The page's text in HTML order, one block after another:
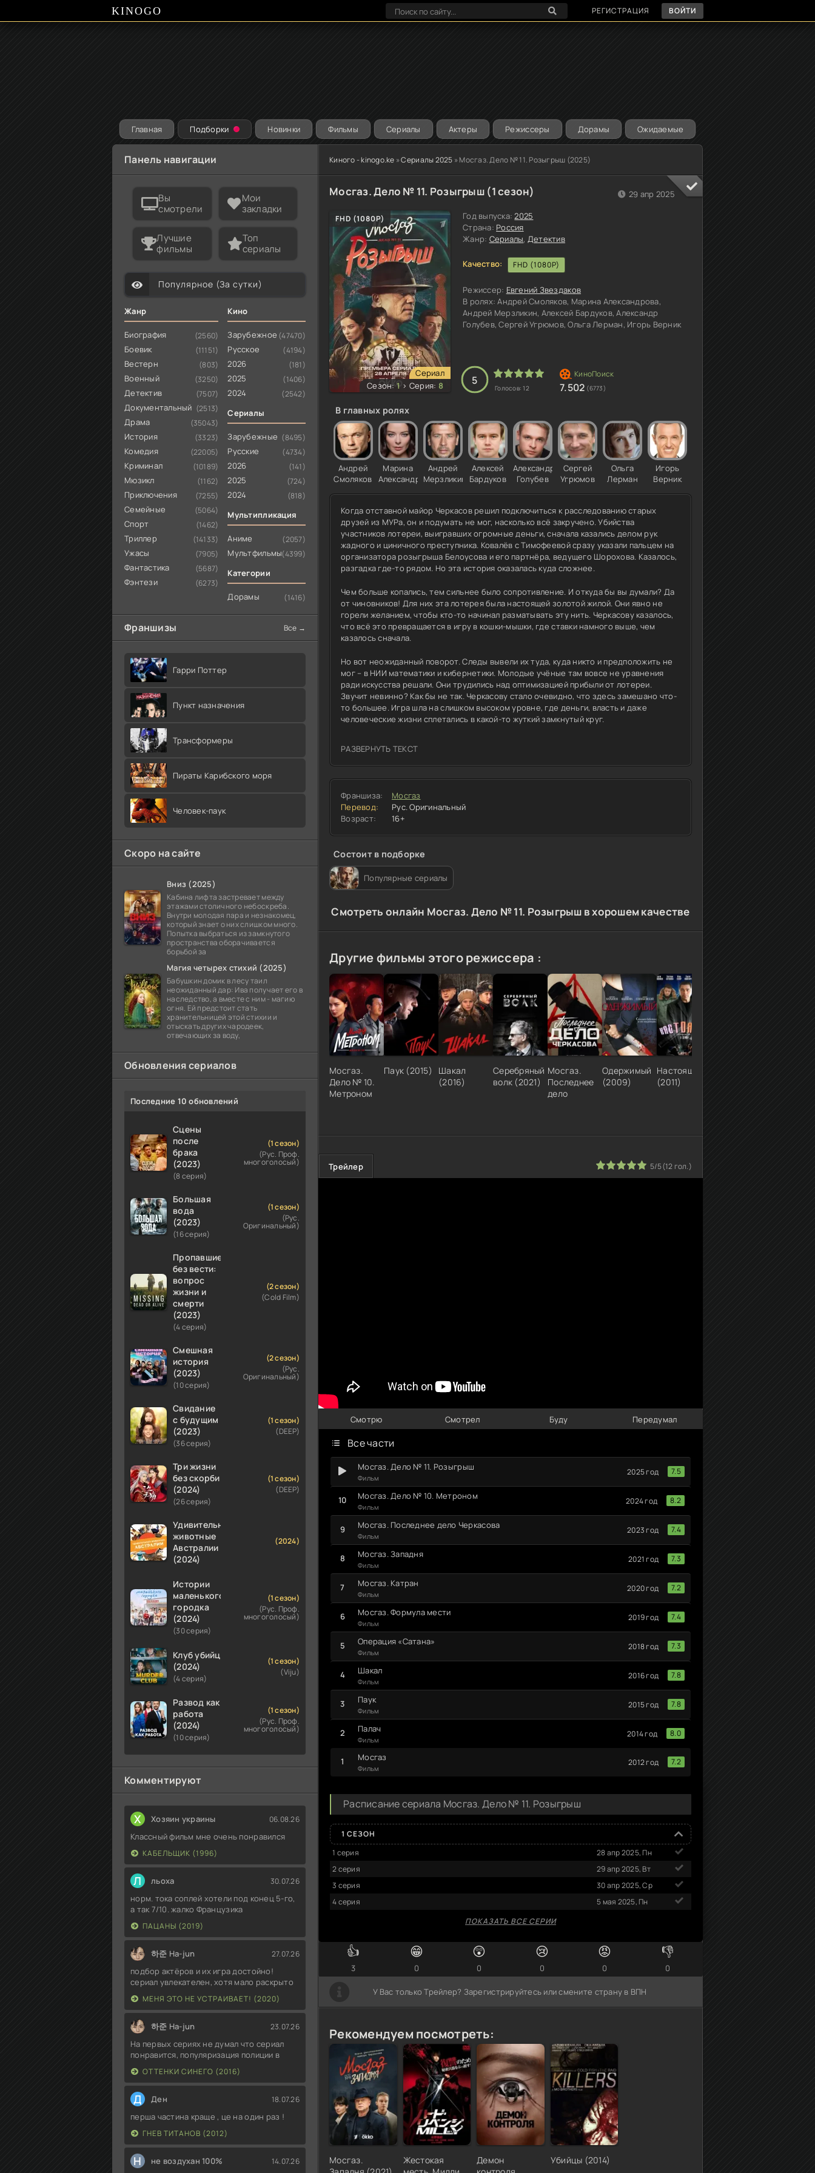
KINOGO РЕГИСТРАЦИЯ ВОЙТИ
Главная Подборки Новинки Фильмы Сериалы Актеры Режиссеры Дорамы Ожидаемые
Киного - kinogo.ke »Сериалы 2025 » Мосгаз. Дело № 11. Розыгрыш (2025)
Мосгаз. Дело № 11. Розыгрыш (1 сезон)
FHD (1080P)
Сериал
Сезон: 1 > Серия: 8
Год выпуска: 2025
Страна: Россия
Жанр: Сериалы, Детектив
Качество: FHD (1080P)
Режиссер: Евгений Звездаков
В ролях: Андрей Смоляков, Марина Александрова,
Андрей Мерзликин, Алексей Бардуков, Александр
Голубев, Сергей Угрюмов, Ольга Лерман, Игорь Верник
5
Голосов:12
100 1 2 4
5
7.502 (6773)
29 апр 2025
В главных ролях
Андрей
Смоляков
Марина
Александрова
Андрей
Мерзликин
Алексей
Бардуков
Александр
Голубев
Сергей
Угрюмов
Ольга
Лерман
Игорь
Верник
Когда отставной майор Черкасов решил подключиться к расследованию старых
друзей из МУРа, он и подумать не мог, насколько всё закручено. Убийства
участников лотереи, выигравших огромные деньги, сначала казались делом рук
жадного и циничного преступника. Ковалёв с Тимофеевой сразу указали пальцем на
организатора розыгрыша Белоусова и его партнёра, ведущего Шорохова. Казалось,
разгадка где-то рядом. Но эта история оказалась куда сложнее.
Чем больше копались, тем сильнее было сопротивление. И откуда бы вы думали? Да
от чиновников! Для них эта лотерея была настоящей золотой жилой. Они явно не
горели желанием, чтобы кто-то начинал разматывать эту нить. Черкасову казалось,
что всё это превращается в игру в кошки-мышки, где ставки намного выше, чем
казалось сначала.
Но вот неожиданный поворот. Следы вывели их туда, куда никто и предположить не
мог – в НИИ математики и кибернетики. Молодые учёные там вовсе не уравнения
ради искусства решали. Они трудились над оптимизацией прибыли от лотереи.
Звучит невинно? Как бы не так. Черкасову стало очевидно, что здесь замешано что-
то большее. Игра шла на слишком высоком уровне, где деньги, власть и даже
человеческие жизни сплетались в какой-то жуткий замкнутый круг.
РАЗВЕРНУТЬ ТЕКСТ
Франшиза:
Мосгаз
Перевод:
Рус. Оригинальный
Возраст:
16+
Состоит в подборке
Популярные сериалы
Cмотреть онлайн Мосгаз. Дело № 11. Розыгрыш в хорошем качестве
Другие фильмы этого режиссера :
Мосгаз.
Дело № 10.
Метроном
Паук (2015)
Шакал
(2016)
Серебряный
волк (2021)
Мосгаз.
Последнее
дело
Одержимый
(2009)
Настоящие
(2011)
Трейлер 5/5(12 гол.)
Смотрю Смотрел Буду Передумал
Все части
Мосгаз
Фильм
2012 год 7.2
Палач
Фильм
2014 год 8.0
Паук
Фильм
2015 год 7.8
Шакал
Фильм
2016 год 7.8
Операция «Сатана»
Фильм
2018 год 7.3
Мосгаз. Формула мести
Фильм
2019 год 7.4
Мосгаз. Катран
Фильм
2020 год 7.2
Мосгаз. Западня
Фильм
2021 год 7.3
Мосгаз. Последнее дело Черкасова
Фильм
2023 год 7.4
Мосгаз. Дело № 10. Метроном
Фильм
2024 год 8.2
Мосгаз. Дело № 11. Розыгрыш
Фильм
2025 год 7.5
Расписание сериала Мосгаз. Дело № 11. Розыгрыш
1 СЕЗОН
1 серия
28 апр 2025, Пн
2 серия
29 апр 2025, Вт
3 серия
30 апр 2025, Ср
4 серия
5 мая 2025, Пн
ПОКАЗАТЬ ВСЕ СЕРИИ
👍
3
😁
0
😲
0
😢
0
😡
0
👎
0
У Вас только Трейлер? Зарегистрируйтесь или смените страну в ВПН
Рекомендуем посмотреть:
Мосгаз.
Жестокая
Демон
Убийцы (2014)
Панель навигации
Вы
смотрели
Мои
закладки
Лучшие
фильмы
Топ
сериалы
Популярное (За сутки)
Жанр
Биография (2560)
Боевик (11151)
Вестерн (803)
Военный (3250)
Детектив (7507)
Документальный (2513)
Драма (35043)
История (3323)
Комедия (22005)
Криминал (10189)
Мюзикл (1162)
Приключения (7255)
Семейные (5064)
Спорт (1462)
Триллер (14133)
Ужасы (7905)
Фантастика (5687)
Фэнтези (6273)
Кино
Зарубежное (47470)
Русское (4194)
2026 (181)
2025 (1406)
2024 (2542)
Сериалы
Зарубежные (8495)
Русские (4734)
2026 (141)
2025 (724)
2024 (818)
Мультипликация
Аниме (2057)
Мультфильмы(4399)
Категории
Дорамы (1416)
Франшизы Все →
Гарри Поттер
Пункт назначения
Трансформеры
Пираты Карибского моря
Человек-паук
Скоро на сайте
Вниз (2025)
Кабина лифта застревает между
этажами столичного небоскреба.
Внутри молодая пара и незнакомец,
который знает о них слишком много.
Попытка выбраться из замкнутого
пространства оборачивается
борьбой за
Магия четырех стихий (2025)
Бабушкин домик в лесу таил
неожиданный дар: Ива получает его в
наследство, а вместе с ним - магию
огня. Ей предстоит стать
хранительницей этой стихии и
отыскать других чародеек,
отвечающих за воду,
Обновления сериалов
Последние 10 обновлений
Сцены
после
брака
(2023)
(8 серия)
(1 сезон)
(Рус. Проф.
многоголосый)
Большая
вода
(2023)
(16 серия)
(1 сезон)
(Рус.
Оригинальный)
Пропавшие
без вести:
вопрос
жизни и
смерти
(2023)
(4 серия)
(2 сезон)
(Cold Film)
Смешная
история
(2023)
(10 серия)
(2 сезон)
(Рус.
Оригинальный)
Свидание
с будущим
(2023)
(36 серия)
(1 сезон)
(DEEP)
Три жизни
без скорби
(2024)
(26 серия)
(1 сезон)
(DEEP)
Удивительные
животные
Австралии
(2024)
(2024)
Истории
маленького
городка
(2024)
(30 серия)
(1 сезон)
(Рус. Проф.
многоголосый)
Клуб убийц
(2024)
(4 серия)
(1 сезон)
(Viju)
Развод как
работа
(2024)
(10 серия)
(1 сезон)
(Рус. Проф.
многоголосый)
Комментируют
Х Хозяин украины 06.08.26
Классный фильм мне очень понравился
КАБЕЛЬЩИК (1996)
Л льоха 30.07.26
норм. тока соплей хотели под конец 5-го,
а так 7/10. жалко Французика
ПАЦАНЫ (2019)
하준 Ha-jun 27.07.26
подбор актёров и их игра достойно!
сериал увлекателен, хотя мало раскрыто
МЕНЯ ЭТО НЕ УСТРАИВАЕТ! (2020)
하준 Ha-jun 23.07.26
На первых сериях не думал что сериал
понравится, популяризация полиции в
ОТТЕНКИ СИНЕГО (2016)
Д Ден 18.07.26
перша частина краще , це на один раз !
ГНЕВ ТИТАНОВ (2012)
Н не воздухан 100% 14.07.26